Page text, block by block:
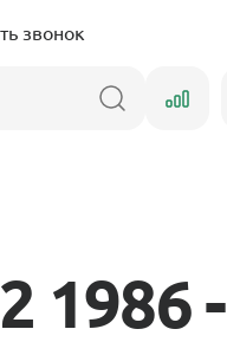
звонок
1986 -